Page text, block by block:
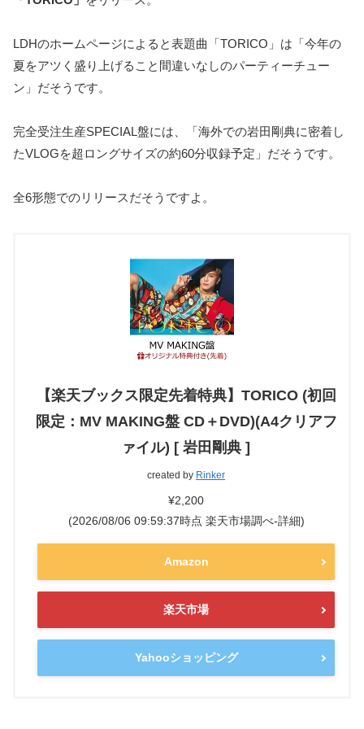
LDHのホームページによると表題曲「TORICO」は「今年の
夏をアツく盛り上げること間違いなしのパーティーチュー
ン」だそうです。
完全受注生産SPECIAL盤には、「海外での岩田剛典に密着し
たVLOGを超ロングサイズの約60分収録予定」だそうです。
全6形態でのリリースだそうですよ。
【楽天ブックス限定先着特典】TORICO (初回
限定：MV MAKING盤 CD＋DVD)(A4クリアフ
ァイル) [ 岩田剛典 ]
created by Rinker
¥2,200
(2026/08/06 09:59:37時点 楽天市場調べ-詳細)
Amazon
楽天市場
Yahooショッピング